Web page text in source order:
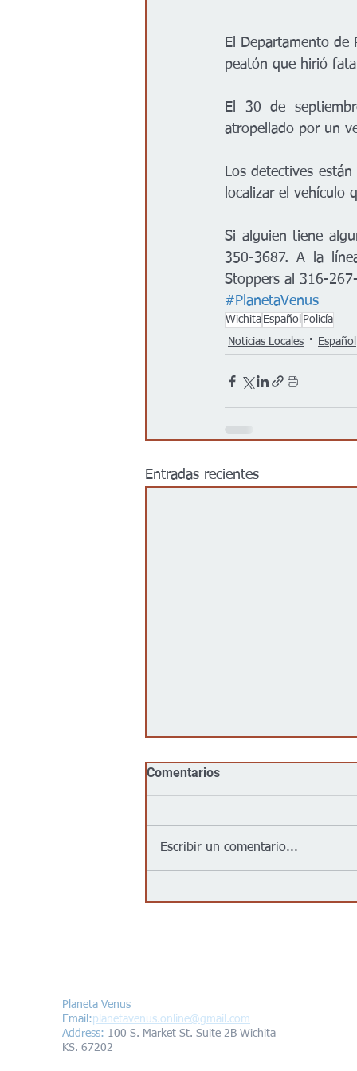
El Departamento
peatón que hirió
El 30 de
atropellado por un
Los detectives
localizar el vehículo
Si alguien tiene
350-3687. A la
Stoppers al 316-
#PlanetaVenus
Wichita Español Policía
Noticias Locales
Español
Entradas recientes
Comentarios
Escribir un comentario...
Planeta Venus
Email:planetavenus.online@gmail.com
Address: 100 S. Market St. Suite 2B Wichita
KS. 67202